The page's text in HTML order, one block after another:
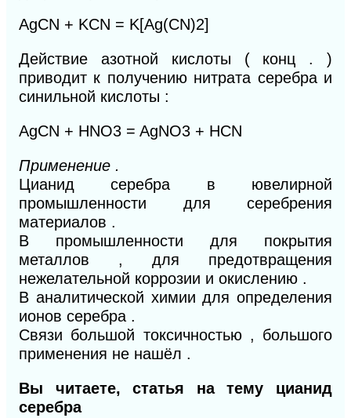
AgCN + KCN = K[Ag(CN)2]
Действие азотной кислоты ( конц . )
приводит к получению нитрата серебра и
синильной кислоты :
AgCN + HNO3 = AgNO3 + HCN
Применение .
Цианид серебра в ювелирной
промышленности для серебрения
материалов .
В промышленности для покрытия
металлов , для предотвращения
нежелательной коррозии и окислению .
В аналитической химии для определения
ионов серебра .
Связи большой токсичностью , большого
применения не нашёл .
Вы читаете, статья на тему цианид
серебра